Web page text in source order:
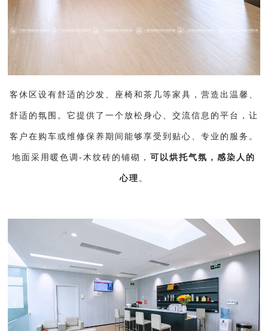
客休区设有舒适的沙发、座椅和茶几等家具，营造出温馨、
舒适的氛围。它提供了一个放松身心、交流信息的平台，让
客户在购车或维修保养期间能够享受到贴心、专业的服务。
地面采用暖色调-木纹砖的铺砌，可以烘托气氛，感染人的
心理 。